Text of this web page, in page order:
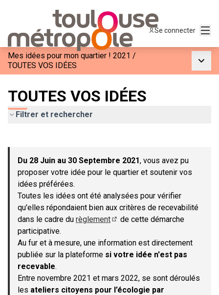
Se connecter
Mes idées pour mon quartier ! 2021 /
TOUTES VOS IDÉES
TOUTES VOS IDÉES
Filtrer et rechercher
−
Du 28 Juin au 30 Septembre 2021, vous avez pu
proposer votre idée pour le quartier et soutenir vos
idées préférées.
Toutes les idées ont été analysées pour vérifier
qu'elles répondaient bien aux critères de recevabilité
dans le cadre du règlement
de cette démarche
participative.
Au fur et à mesure, une information est directement
publiée sur la plateforme si votre idée n'est pas
recevable.
Entre novembre 2021 et mars 2022, se sont déroulés
les ateliers citoyens pour l’écologie par